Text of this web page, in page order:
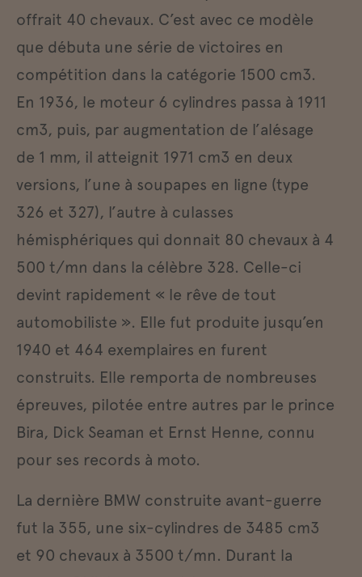
offrait 40 chevaux. C’est avec ce modèle
que débuta une série de victoires en
compétition dans la catégorie 1500 cm3.
En 1936, le moteur 6 cylindres passa à 1911
cm3, puis, par augmentation de l’alésage
de 1 mm, il atteignit 1971 cm3 en deux
versions, l’une à soupapes en ligne (type
326 et 327), l’autre à culasses
hémisphériques qui donnait 80 chevaux à 4
500 t/mn dans la célèbre 328. Celle-ci
devint rapidement « le rêve de tout
automobiliste ». Elle fut produite jusqu’en
1940 et 464 exemplaires en furent
construits. Elle remporta de nombreuses
épreuves, pilotée entre autres par le prince
Bira, Dick Seaman et Ernst Henne, connu
pour ses records à moto.
La dernière BMW construite avant-guerre
fut la 355, une six-cylindres de 3485 cm3
et 90 chevaux à 3500 t/mn. Durant la